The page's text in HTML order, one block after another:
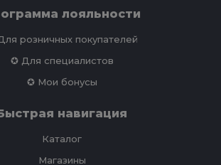
лояльности
розничных покупателей
✪ Для специалистов
✪ Мои бонусы
навигация
Каталог
Магазины